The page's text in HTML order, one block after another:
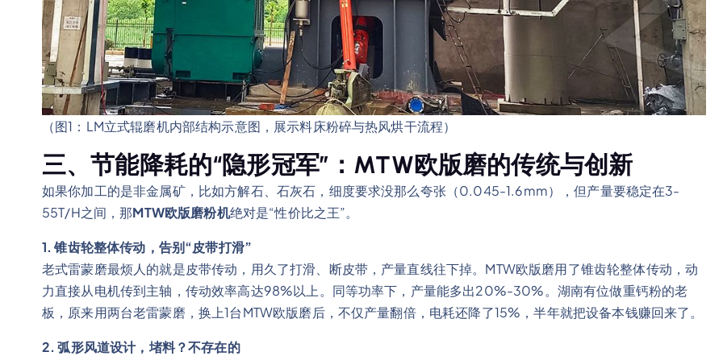
（图1：LM立式辊磨机内部结构示意图，展示料床粉碎与热风烘干流程）
三、节能降耗的“隐形冠军”：MTW欧版磨的传统与创新
如果你加工的是非金属矿，比如方解石、石灰石，细度要求没那么夸张（0.045-1.6mm），但产量要稳定在3-
55T/H之间，那MTW欧版磨粉机绝对是“性价比之王”。
1. 锥齿轮整体传动，告别“皮带打滑”
老式雷蒙磨最烦人的就是皮带传动，用久了打滑、断皮带，产量直线往下掉。MTW欧版磨用了锥齿轮整体传动，动
力直接从电机传到主轴，传动效率高达98%以上。同等功率下，产量能多出20%-30%。湖南有位做重钙粉的老
板，原来用两台老雷蒙磨，换上1台MTW欧版磨后，不仅产量翻倍，电耗还降了15%，半年就把设备本钱赚回来了。
2. 弧形风道设计，堵料？不存在的